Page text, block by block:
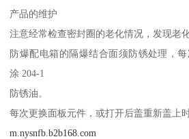
产品的维护
注意经常检查密封圈的老化情况，发现老
防爆配电箱的隔爆结合面须防锈处理，
涂 204-1
防锈油。
每次更换面板元件，或打开后盖重新盖上
m.nysnfb.b2b168.com